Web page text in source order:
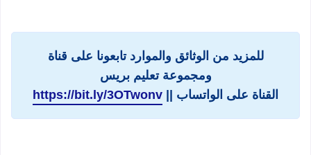
للمزيد من الوثائق والموارد تابعونا على قناة
ومجموعة تعليم بريس
القناة على الواتساب || https://bit.ly/3OTwonv